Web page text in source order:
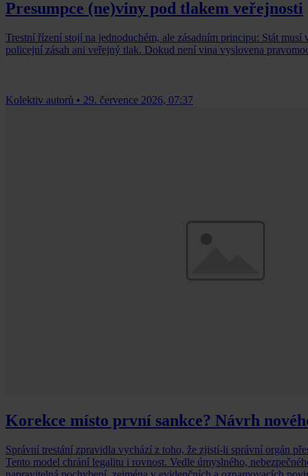
Presumpce (ne)viny pod tlakem veřejnosti
Trestní řízení stojí na jednoduchém, ale zásadním principu: Stát
policejní zásah ani veřejný tlak. Dokud není vina vyslovena
Kolektiv autorů • 29. července 2026, 07:37
Korekce místo první sankce? Návrh
Správní trestání zpravidla vychází z toho, že zjistí-li správní orgán
Tento model chrání legalitu i rovnost. Vedle úmyslného,